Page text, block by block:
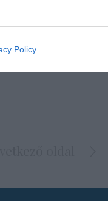
of the website
including
Policy